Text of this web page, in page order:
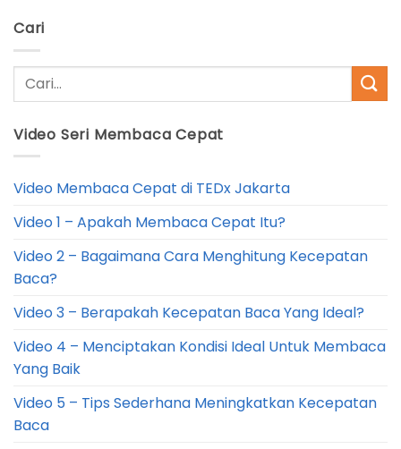
Cari
Video Seri Membaca Cepat
Video Membaca Cepat di TEDx Jakarta
Video 1 – Apakah Membaca Cepat Itu?
Video 2 – Bagaimana Cara Menghitung Kecepatan
Baca?
Video 3 – Berapakah Kecepatan Baca Yang Ideal?
Video 4 – Menciptakan Kondisi Ideal Untuk Membaca
Yang Baik
Video 5 – Tips Sederhana Meningkatkan Kecepatan
Baca